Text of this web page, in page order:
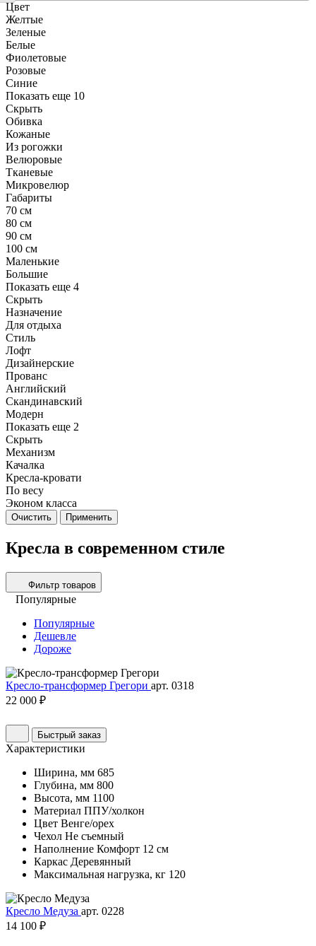
Цвет
Желтые
Зеленые
Белые
Фиолетовые
Розовые
Синие
Показать еще 10
Скрыть
Обивка
Кожаные
Из рогожки
Велюровые
Тканевые
Микровелюр
Габариты
70 см
80 см
90 см
100 см
Маленькие
Большие
Показать еще 4
Скрыть
Назначение
Для отдыха
Стиль
Лофт
Дизайнерские
Прованс
Английский
Скандинавский
Модерн
Показать еще 2
Скрыть
Механизм
Качалка
Кресла-кровати
По весу
Эконом класса
Очистить Применить
Кресла в современном стиле
Фильтр товаров
Популярные
Популярные
Дешевле
Дороже
Кресло-трансформер Грегори арт. 0318
22 000 ₽
Быстрый заказ
Характеристики
Ширина, мм 685
Глубина, мм 800
Высота, мм 1100
Материал ППУ/холкон
Цвет Венге/орех
Чехол Не съемный
Наполнение Комфорт 12 см
Каркас Деревянный
Максимальная нагрузка, кг 120
Кресло Медуза арт. 0228
14 100 ₽